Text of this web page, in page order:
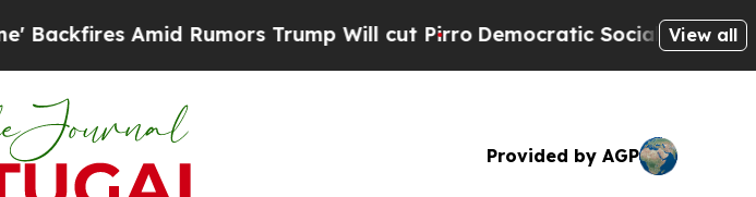
Rumors Trump Will cut PirroDemocratic Socialists of AmericaView all
Provided by AGP